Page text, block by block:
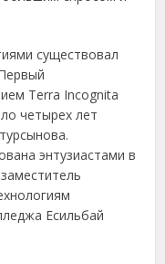
существовал
Terra Incognita
четырех лет
энтузиастами в
Есильбай